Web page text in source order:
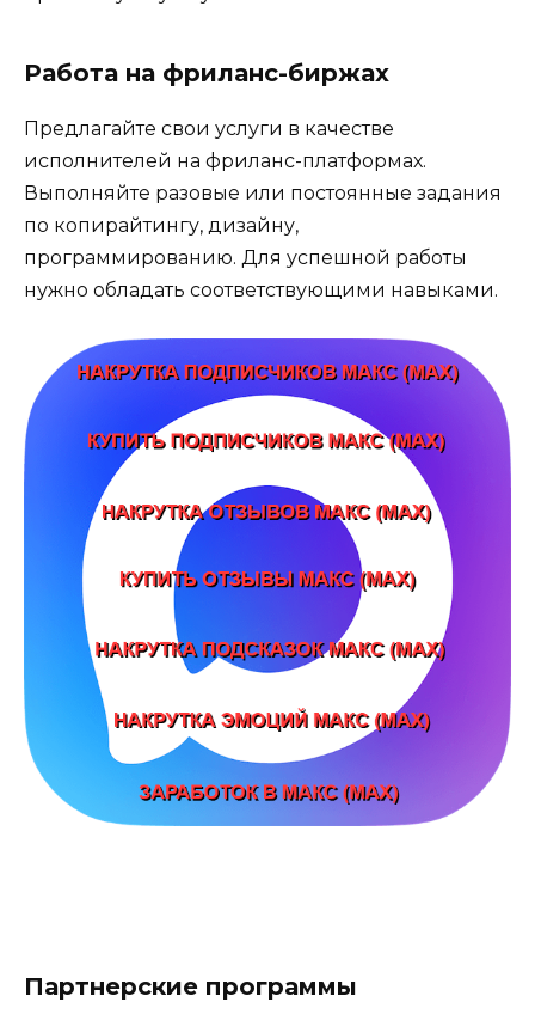
Работа на фриланс-биржах
Предлагайте свои услуги в качестве
исполнителей на фриланс-платформах.
Выполняйте разовые или постоянные задания
по копирайтингу, дизайну,
программированию. Для успешной работы
нужно обладать соответствующими навыками.
Партнерские программы